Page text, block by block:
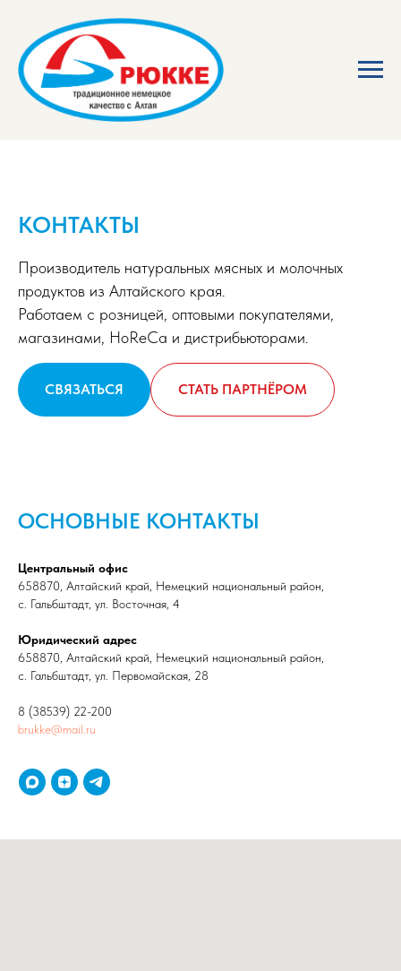
КОНТАКТЫ
Производитель натуральных мясных и молочных
продуктов из Алтайского края.
Работаем с розницей, оптовыми покупателями,
магазинами, HoReCa и дистрибьюторами.
СВЯЗАТЬСЯ СТАТЬ ПАРТНЁРОМ
ОСНОВНЫЕ КОНТАКТЫ
Центральный офис
658870, Алтайский край, Немецкий национальный район,
с. Гальбштадт, ул. Восточная, 4
Юридический адрес
658870, Алтайский край, Немецкий национальный район,
с. Гальбштадт, ул. Первомайская, 28
8 (38539) 22-200
brukke@mail.ru